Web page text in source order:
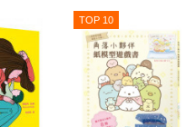
圖書
佳圖
）
TOP 10